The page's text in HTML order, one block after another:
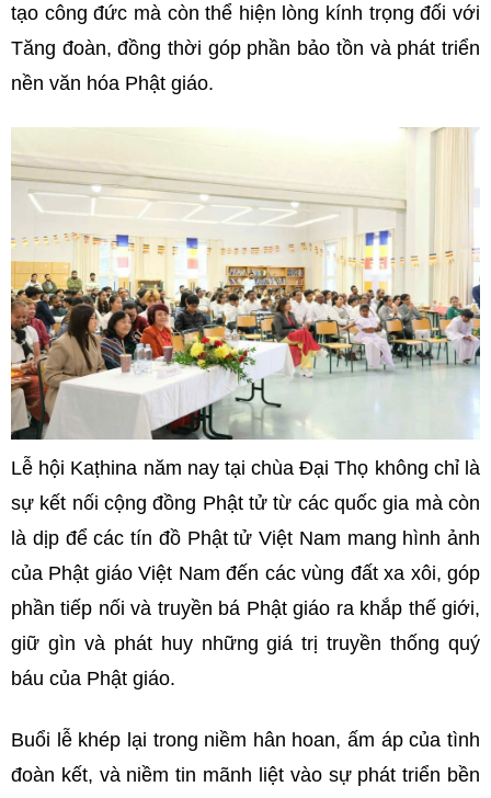
tạo công đức mà còn thể hiện lòng kính trọng đối với
Tăng đoàn, đồng thời góp phần bảo tồn và phát triển
nền văn hóa Phật giáo.
Lễ hội Kaṭhina năm nay tại chùa Đại Thọ không chỉ là
sự kết nối cộng đồng Phật tử từ các quốc gia mà còn
là dịp để các tín đồ Phật tử Việt Nam mang hình ảnh
của Phật giáo Việt Nam đến các vùng đất xa xôi, góp
phần tiếp nối và truyền bá Phật giáo ra khắp thế giới,
giữ gìn và phát huy những giá trị truyền thống quý
báu của Phật giáo.
Buổi lễ khép lại trong niềm hân hoan, ấm áp của tình
đoàn kết, và niềm tin mãnh liệt vào sự phát triển bền